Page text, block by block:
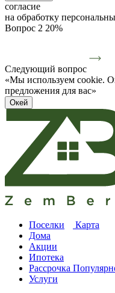
согласие
на обработку
Вопрос 2 20%
Следующий вопрос
«Мы используем cookie.
предложения для вас»
Окей
Поселки
Карта
Дома
Акции
Ипотека
Рассрочка
Услуги